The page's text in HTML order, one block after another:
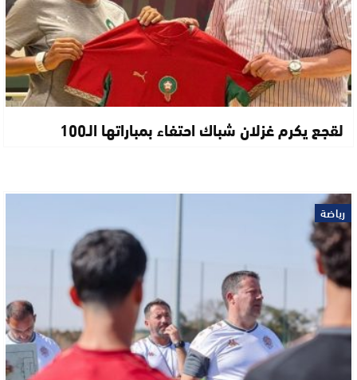
لقجع يكرم غزلان شباك احتفاء بمباراتها الـ100
رياضة